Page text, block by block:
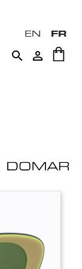
EN FR
 